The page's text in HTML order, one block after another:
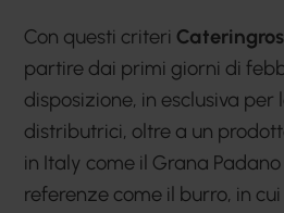
Con questi criteri
partire dai primi giorni di
disposizione, in esclusiva per
distributrici, oltre a un
in Italy come il Grana
referenze come il burro, in